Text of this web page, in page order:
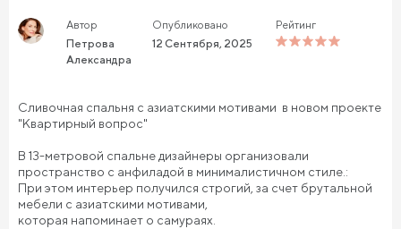
Автор
Петрова
Александра
Опубликовано
12 Сентября, 2025
Рейтинг
Сливочная спальня с азиатскими мотивами в новом проекте
"Квартирный вопрос"
В 13-метровой спальне дизайнеры организовали
пространство с анфиладой в минималистичном стиле.:
При этом интерьер получился строгий, за счет брутальной
мебели с азиатскими мотивами,
которая напоминает о самураях.